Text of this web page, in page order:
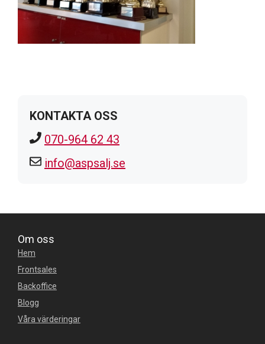
KONTAKTA OSS
070-964 62 43
info@aspsalj.se
Om oss
Hem
Frontsales
Backoffice
Blogg
Våra värderingar